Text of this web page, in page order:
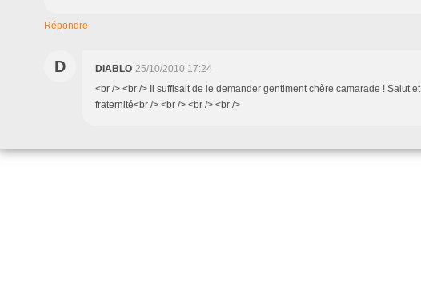
Répondre
D DIABLO 25/10/2010 17:24
<br /> <br /> Il suffisait de le demander gentiment chère camarade ! Salut et
fraternité<br /> <br /> <br /> <br />